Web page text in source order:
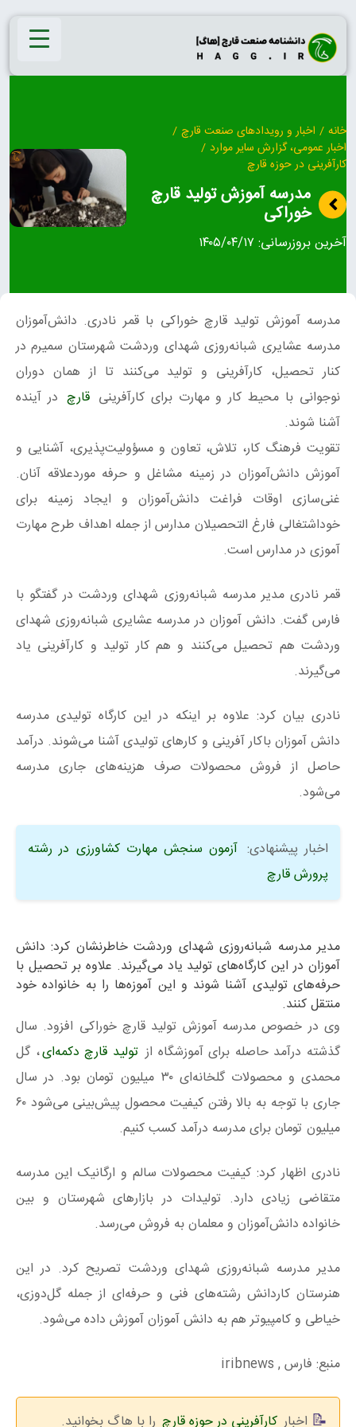
Skip
content
خانه / اخبار و رویدادهای صنعت قارچ /
اخبار عمومی، گزارش سایر موارد /
کارآفرینی در حوزه قارچ
مدرسه‌ آموزش تولید قارچ
خوراکی
آخرین بروزرسانی: ۱۴۰۵/۰۴/۱۷
مدرسه‌ آموزش تولید قارچ خوراکی با قمر نادری. دانش‌آموزان
مدرسه عشایری شبانه‌روزی شهدای وردشت شهرستان سمیرم در
کنار تحصیل، کارآفرینی و تولید می‌کنند تا از همان دوران
نوجوانی با محیط کار و مهارت برای کارآفرینی قارچ در آینده
آشنا شوند.
تقویت فرهنگ کار، تلاش، تعاون و مسؤولیت‌پذیری، آشنایی و
آموزش دانش‌آموزان در زمینه مشاغل و حرفه موردعلاقه آنان.
غنی‌سازی اوقات فراغت دانش‌آموزان و ایجاد زمینه برای
خوداشتغالی فارغ‌ التحصیلان مدارس از جمله اهداف طرح مهارت‌
آموزی در مدارس است.
قمر نادری مدیر مدرسه شبانه‌روزی شهدای وردشت در گفتگو با
فارس گفت. دانش آموزان در مدرسه عشایری شبانه‌روزی شهدای
وردشت هم تحصیل می‌کنند و هم کار تولید و کارآفرینی یاد
می‌گیرند.
نادری بیان کرد: علاوه بر اینکه در این کارگاه تولیدی مدرسه
دانش آموزان باکار آفرینی و کارهای تولیدی آشنا می‌شوند. درآمد
حاصل از فروش محصولات صرف هزینه‌های جاری مدرسه
می‌شود.
اخبار پیشنهادی: آزمون سنجش مهارت کشاورزی در رشته
پرورش قارچ
مدیر مدرسه شبانه‌روزی شهدای وردشت خاطرنشان کرد: دانش
آموزان در این کارگاه‌های تولید یاد می‌گیرند. علاوه بر تحصیل با
حرفه‌های تولیدی آشنا شوند و این آموزه‌ها را به خانواده خود
منتقل کنند.
وی در خصوص مدرسه‌ آموزش تولید قارچ خوراکی افزود. سال
گذشته درآمد حاصله برای آموزشگاه از تولید قارچ دکمه‌ای، گل
محمدی و محصولات گلخانه‌ای ۳۰ میلیون تومان بود. در سال
جاری با توجه به بالا رفتن کیفیت محصول پیش‌بینی می‌شود ۶۰
میلیون تومان برای مدرسه درآمد کسب کنیم.
نادری اظهار کرد: کیفیت محصولات سالم و ارگانیک این مدرسه
متقاضی زیادی دارد. تولیدات در بازارهای شهرستان و بین
خانواده دانش‌آموزان و معلمان به فروش می‌رسد.
مدیر مدرسه شبانه‌روزی شهدای وردشت تصریح کرد. در این
هنرستان کاردانش رشته‌های فنی و حرفه‌ای از جمله گل‌دوزی،
خیاطی و کامپیوتر هم به دانش آموزان آموزش داده می‌شود.
منبع: فارس , iribnews
اخبار کارآفرینی در حوزه قارچ را با هاگ بخوانید.